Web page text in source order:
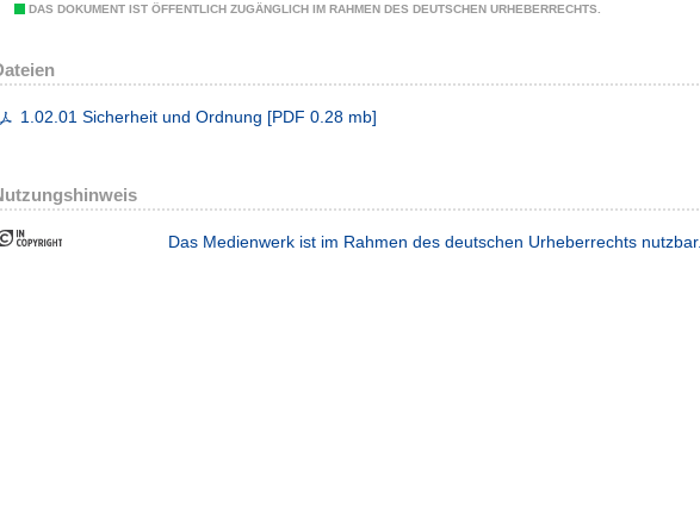
DAS DOKUMENT IST ÖFFENTLICH ZUGÄNGLICH IM RAHMEN DES DEUTSCHEN URHEBERRECHTS.
1.02.01 Sicherheit und Ordnung [PDF 0.28 mb]
Das Medienwerk ist im Rahmen des deutschen Urheberrechts nutzbar.